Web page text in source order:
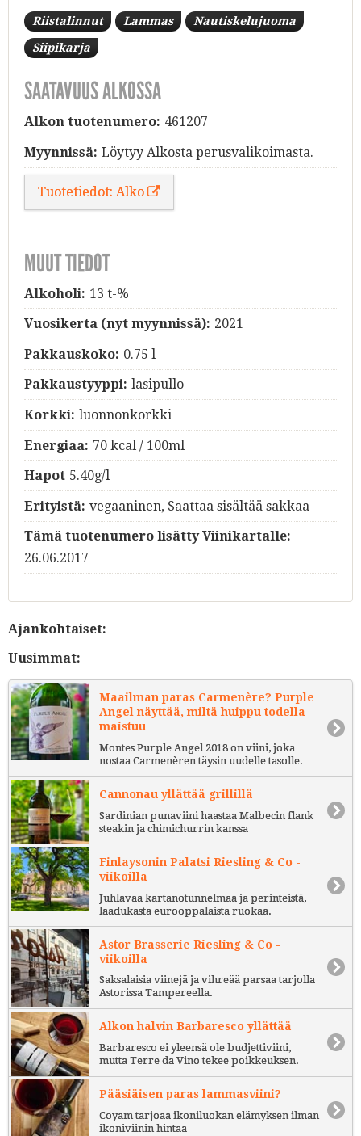
Riistalinnut Lammas Nautiskelujuoma
Siipikarja
SAATAVUUS ALKOSSA
Alkon tuotenumero: 461207
Myynnissä: Löytyy Alkosta perusvalikoimasta.
Tuotetiedot: Alko
MUUT TIEDOT
Alkoholi: 13 t-%
Vuosikerta (nyt myynnissä): 2021
Pakkauskoko: 0.75 l
Pakkaustyyppi: lasipullo
Korkki: luonnonkorkki
Energiaa: 70 kcal / 100ml
Hapot 5.40g/l
Erityistä: vegaaninen, Saattaa sisältää sakkaa
Tämä tuotenumero lisätty Viinikartalle:
26.06.2017
Ajankohtaiset:
Uusimmat:
Maailman paras Carmenère? Purple
Angel näyttää, miltä huippu todella
maistuu
Montes Purple Angel 2018 on viini, joka
nostaa Carmenèren täysin uudelle tasolle.
Cannonau yllättää grillillä
Sardinian punaviini haastaa Malbecin flank
steakin ja chimichurrin kanssa
Finlaysonin Palatsi Riesling & Co -
viikoilla
Juhlavaa kartanotunnelmaa ja perinteistä,
laadukasta eurooppalaista ruokaa.
Astor Brasserie Riesling & Co -
viikoilla
Saksalaisia viinejä ja vihreää parsaa tarjolla
Astorissa Tampereella.
Alkon halvin Barbaresco yllättää
Barbaresco ei yleensä ole budjettiviini,
mutta Terre da Vino tekee poikkeuksen.
Pääsiäisen paras lammasviini?
Coyam tarjoaa ikoniluokan elämyksen ilman
ikoniviinin hintaa